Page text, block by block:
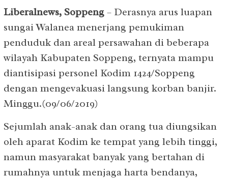
Liberalnews, Soppeng – Derasnya arus luapan
sungai Walanea menerjang pemukiman
penduduk dan areal persawahan di beberapa
wilayah Kabupaten Soppeng, ternyata mampu
diantisipasi personel Kodim 1424/Soppeng
dengan mengevakuasi langsung korban banjir.
Minggu.(09/06/2019)
Sejumlah anak-anak dan orang tua diungsikan
oleh aparat Kodim ke tempat yang lebih tinggi,
namun masyarakat banyak yang bertahan di
rumahnya untuk menjaga harta bendanya,